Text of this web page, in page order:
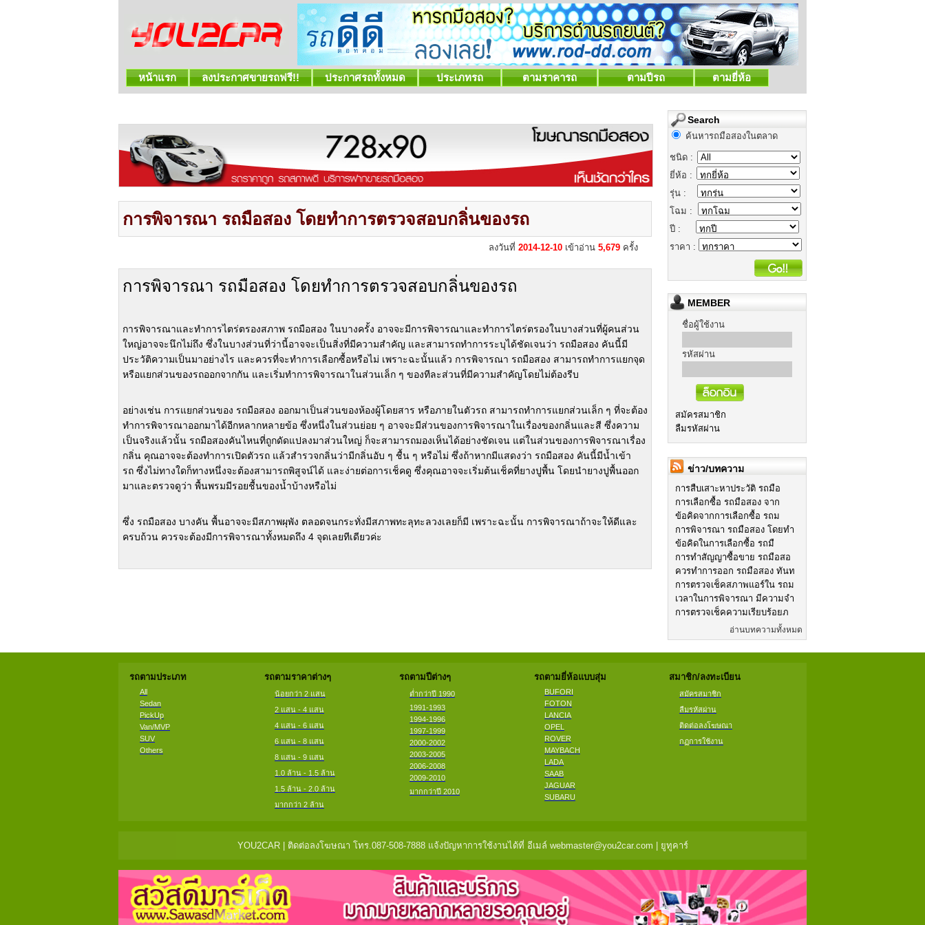
หน้าแรก ลงประกาศขายรถฟรี!! ประกาศรถทั้งหมด ประเภทรถ ตามราคารถ ตามปีรถ ตามยี่ห้อ
การพิจารณา รถมือสอง โดยทำการตรวจสอบกลิ่นของรถ
ลงวันที่ 2014-12-10 เข้าอ่าน 5,679 ครั้ง
การพิจารณา รถมือสอง โดยทำการตรวจสอบกลิ่นของรถ
การพิจารณาและทำการไตร่ตรองสภาพ รถมือสอง ในบางครั้ง อาจจะมีการพิจารณาและทำการไตร่ตรองในบางส่วนที่ผู้คนส่วน
ใหญ่อาจจะนึกไม่ถึง ซึ่งในบางส่วนที่ว่านี้อาจจะเป็นสิ่งที่มีความสำคัญ และสามารถทำการระบุได้ชัดเจนว่า รถมือสอง คันนี้มี
ประวัติความเป็นมาอย่างไร และควรที่จะทำการเลือกซื้อหรือไม่ เพราะฉะนั้นแล้ว การพิจารณา รถมือสอง สามารถทำการแยกจุด
หรือแยกส่วนของรถออกจากกัน และเริ่มทำการพิจารณาในส่วนเล็ก ๆ ของทีละส่วนที่มีความสำคัญโดยไม่ต้องรีบ
อย่างเช่น การแยกส่วนของ รถมือสอง ออกมาเป็นส่วนของห้องผู้โดยสาร หรือภายในตัวรถ สามารถทำการแยกส่วนเล็ก ๆ ที่จะต้อง
ทำการพิจารณาออกมาได้อีกหลากหลายข้อ ซึ่งหนึ่งในส่วนย่อย ๆ อาจจะมีส่วนของการพิจารณาในเรื่องของกลิ่นและสี ซึ่งความ
เป็นจริงแล้วนั้น รถมือสองคันไหนที่ถูกดัดแปลงมาส่วนใหญ่ ก็จะสามารถมองเห็นได้อย่างชัดเจน แต่ในส่วนของการพิจารณาเรื่อง
กลิ่น คุณอาจจะต้องทำการเปิดตัวรถ แล้วสำรวจกลิ่นว่ามีกลิ่นอับ ๆ ชื้น ๆ หรือไม่ ซึ่งถ้าหากมีแสดงว่า รถมือสอง คันนี้มีน้ำเข้า
รถ ซึ่งไม่ทางใดก็ทางหนึ่งจะต้องสามารถพิสูจน์ได้ และง่ายต่อการเช็คดู ซึ่งคุณอาจจะเริ่มต้นเช็คที่ยางปูพื้น โดยนำยางปูพื้นออก
มาและตรวจดูว่า พื้นพรมมีรอยชื้นของน้ำบ้างหรือไม่
ซึ่ง รถมือสอง บางคัน พื้นอาจจะมีสภาพผุพัง ตลอดจนกระทั่งมีสภาพทะลุทะลวงเลยก็มี เพราะฉะนั้น การพิจารณาถ้าจะให้ดีและ
ครบถ้วน ควรจะต้องมีการพิจารณาทั้งหมดถึง 4 จุดเลยทีเดียวค่ะ
Search
ค้นหารถมือสองในตลาด
ชนิด :
ยี่ห้อ :
รุ่น :
โฉม :
ปี :
ราคา :
MEMBER
ชื่อผู้ใช้งาน
รหัสผ่าน
สมัครสมาชิก
ลืมรหัสผ่าน
ข่าว/บทความ
การสืบเสาะหาประวัติ รถมือ
การเลือกซื้อ รถมือสอง จาก
ข้อคิดจากการเลือกซื้อ รถม
การพิจารณา รถมือสอง โดยทำ
ข้อคิดในการเลือกซื้อ รถมื
การทำสัญญาซื้อขาย รถมือสอ
ควรทำการออก รถมือสอง ทันท
การตรวจเช็คสภาพแอร์ใน รถม
เวลาในการพิจารณา มีความจำ
การตรวจเช็คความเรียบร้อยภ
อ่านบทความทั้งหมด
รถตามประเภท
All
Sedan
PickUp
Van/MVP
SUV
Others
รถตามราคาต่างๆ
น้อยกว่า 2 แสน
2 แสน - 4 แสน
4 แสน - 6 แสน
6 แสน - 8 แสน
8 แสน - 9 แสน
1.0 ล้าน - 1.5 ล้าน
1.5 ล้าน - 2.0 ล้าน
มากกว่า 2 ล้าน
รถตามปีต่างๆ
ต่ำกว่าปี 1990
1991-1993
1994-1996
1997-1999
2000-2002
2003-2005
2006-2008
2009-2010
มากกว่าปี 2010
รถตามยี่ห้อแบบสุ่ม
BUFORI
FOTON
LANCIA
OPEL
ROVER
MAYBACH
LADA
SAAB
JAGUAR
SUBARU
สมาชิก/ลงทะเบียน
สมัครสมาชิก
ลืมรหัสผ่าน
ติดต่อลงโฆษณา
กฏการใช้งาน
YOU2CAR | ติดต่อลงโฆษณา โทร.087-508-7888 แจ้งปัญหาการใช้งานได้ที่ อีเมล์ webmaster@you2car.com | ยูทูคาร์